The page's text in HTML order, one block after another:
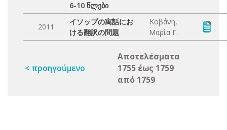
6-10 წლები
2011
イソップの寓話にお
ける翻訳の問題
Κοβάνη,
Μαρία Γ.
< προηγούμενο
Αποτελέσματα
1755 έως 1759
από 1759